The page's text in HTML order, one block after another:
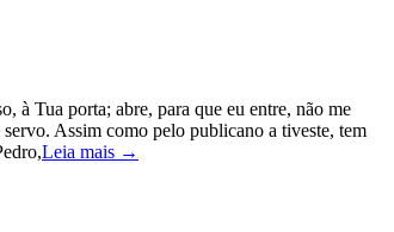
à Tua porta; abre, para que eu entre, não me
Assim como pelo publicano a tiveste, tem
Leia mais →